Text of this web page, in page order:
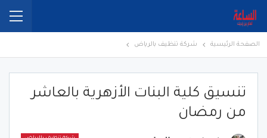
الصفحة الرئيسية شركة تنظيف بالرياض
تنسيق كلية البنات الأزهرية بالعاشر
من رمضان